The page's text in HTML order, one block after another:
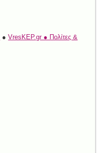
●VresKEP.gr ● Πολίτες &